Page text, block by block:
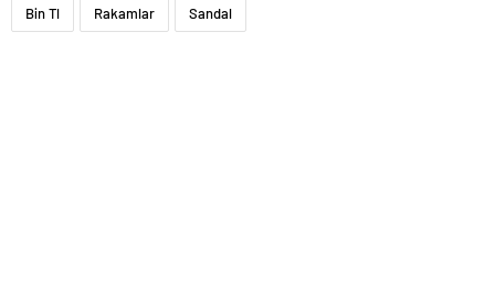
Bin Tl Rakamlar Sandal